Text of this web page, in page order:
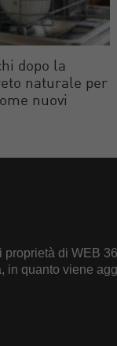
dopo la
naturale per
nuovi
proprietà di WEB
in quanto viene